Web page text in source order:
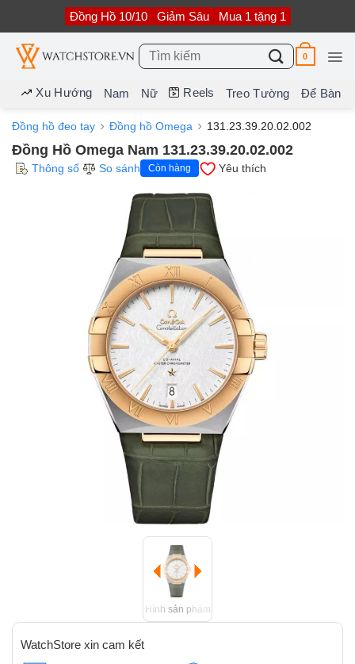
nội
dung
Đồng Hồ 10/10 Giảm Sâu Mua 1 tặng 1
Tìm
kiếm:
0
Xu Hướng Nam Nữ Reels Treo Tường Để Bàn
Đồng hồ đeo tay Đồng hồ Omega 131.23.39.20.02.002
Đồng Hồ Omega Nam 131.23.39.20.02.002
Thông số So sánh Còn hàng Yêu thích
Hình sản phẩm
WatchStore xin cam kết